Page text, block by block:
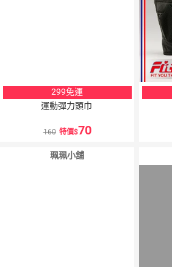
299免運
運動彈力頭巾
160 特價 70
珮珮小舖